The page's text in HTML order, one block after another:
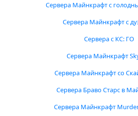
Сервера Майнкрафт с
Сервера Майнкрафт с
Сервера с КС: ГО
Сервера Майнкрафт
Сервера Майнкрафт со
Сервера Браво Старс в
Сервера Майнкрафт